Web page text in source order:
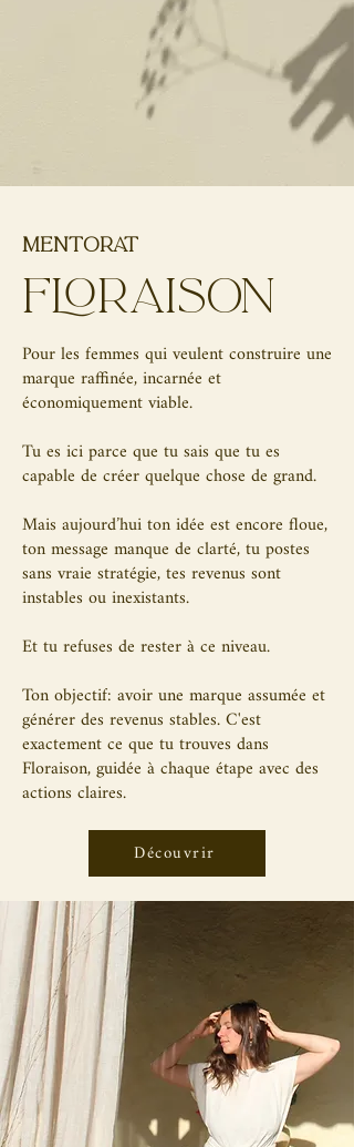
mentorat
FLORAISON
Pour les femmes qui veulent construire une
marque raffinée, incarnée et
économiquement viable.
Tu es ici parce que tu sais que tu es
capable de créer quelque chose de grand.
Mais aujourd’hui ton idée est encore floue,
ton message manque de clarté, tu postes
sans vraie stratégie, tes revenus sont
instables ou inexistants.
Et tu refuses de rester à ce niveau.
Ton objectif: avoir une marque assumée et
générer des revenus stables. C'est
exactement ce que tu trouves dans
Floraison, guidée à chaque étape avec des
actions claires.
Découvrir